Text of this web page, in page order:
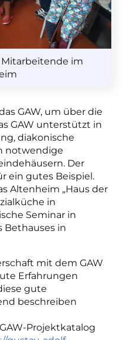
im
GAW, um über die
GAW unterstützt in
diakonische
notwendige
Der
ein gutes Beispiel.
Altenheim „Haus der
in
Seminar in
Bethauses in
mit dem GAW
Erfahrungen
gute
beschreiben
Projektkatalog